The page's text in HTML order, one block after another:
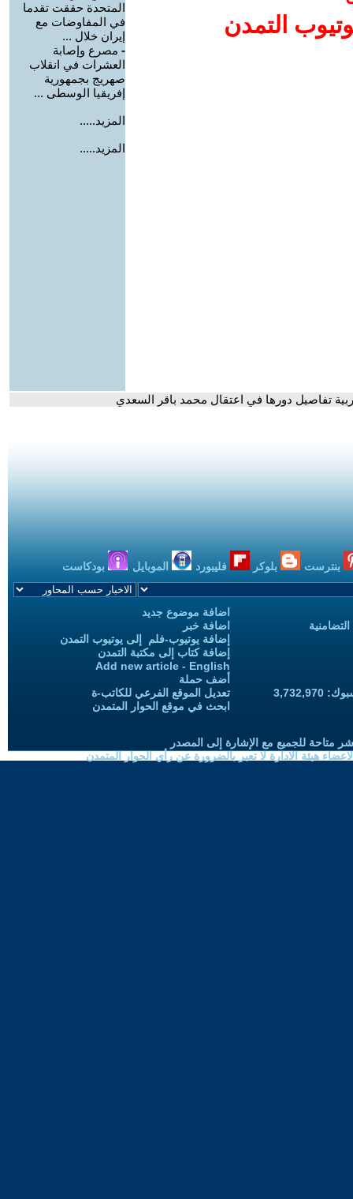
التمدن
المتحدة حققت تقدما
في المفاوضات مع
إيران خلال ...
- مصرع وإصابة
العشرات في انقلاب
صهريج بجمهورية
إفريقيا الوسطى ...
المزيد.....
المزيد.....
تفاصيل دورها في اعتقال محمد باقر السعدي
بنترست بلوكر فليبورد الموبايل بودكاست
اضافة موضوع جديد
اضافة خبر
إضافة يوتيوب-فلم إلى يوتيوب التمدن
إضافة كتاب إلى مكتبة التمدن
Add new article - English
أضف حملة
تعديل الموقع الفرعي للكاتب-ة
ابحث في موقع الحوار المتمدن
متاحة للجميع مع الإشارة إلى المصدر
هيئة الادارة لا تعبر بالضرورة عن رأي الحوار المتمدن